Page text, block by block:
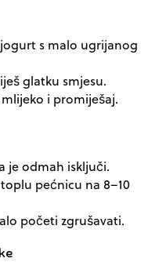
s malo ugrijanog
glatku smjesu.
i promiješaj.
je odmah isključi.
pećnicu na 8–10
početi zgrušavati.